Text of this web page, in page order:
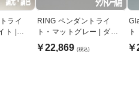
ライ
ト |
ール
RING ペンダントライ
ト・マットグレー | ダク
トレール用
￥22,869 (税込)
ル